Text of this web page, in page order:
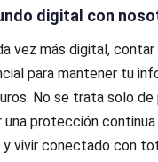
digital con
vez más digital,
para mantener tu
No se trata solo de
una protección
y vivir conectado con